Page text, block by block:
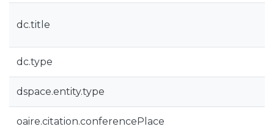
dc.title
dc.type
dspace.entity.type
oaire.citation.conferencePlace